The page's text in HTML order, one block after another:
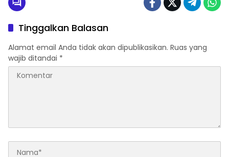
Tinggalkan Balasan
Alamat email Anda tidak akan dipublikasikan. Ruas yang
wajib ditandai *